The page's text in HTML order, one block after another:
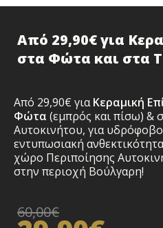
Από 29,90€ για
στα Φώτα και στα
Από 29,90€ γιαΚεραμική
Φώτα (εμπρός και πίσω) &
Αυτοκινήτου, για
εντυπωσιακή
χώρο Περιποίησης
στην περιοχή Βούλγαρη!
60,00€